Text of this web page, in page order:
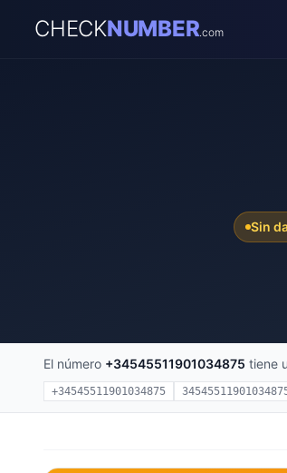
CHECKNUMBER.com
Sin
El número +34545511901034875 tiene
+34545511901034875